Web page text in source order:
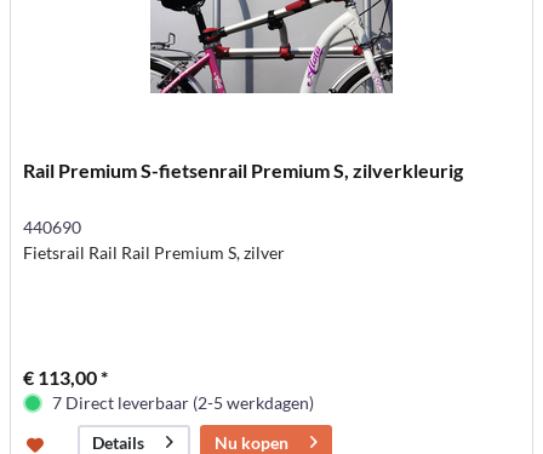
Rail Premium S-fietsenrail Premium S, zilverkleurig
440690
Fietsrail Rail Rail Premium S, zilver
€ 113,00 *
7 Direct leverbaar (2-5 werkdagen)
Details
Nu kopen